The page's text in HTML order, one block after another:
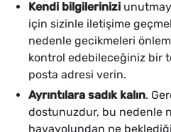
Kendi bilgilerinizi
için sizinle iletişime
nedenle gecikmeleri
kontrol edebileceğiniz bir
posta adresi verin.
Ayrıntılara sadık kalın.
dostunuzdur, bu nedenle
havayolundan ne